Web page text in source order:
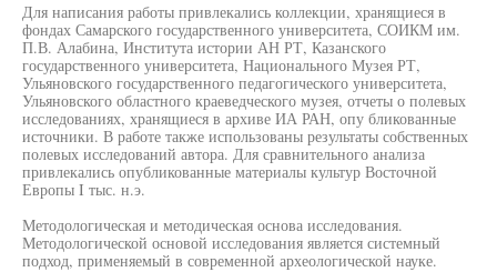
Для написания работы привлекались коллекции, хранящиеся в
фондах Самарского государственного университета, СОИКМ им.
П.В. Алабина, Института истории АН РТ, Казанского
государственного университета, Национального Музея РТ,
Ульяновского государственного педагогического университета,
Ульяновского областного краеведческого музея, отчеты о полевых
исследованиях, хранящиеся в архиве ИА РАН, опу бликованные
источники. В работе также использованы результаты собственных
полевых исследований автора. Для сравнительного анализа
привлекались опубликованные материалы культур Восточной
Европы I тыс. н.э.
Методологическая и методическая основа исследования.
Методологической основой исследования является системный
подход, применяемый в современной археологической науке.